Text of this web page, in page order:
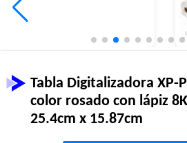
Tabla Digitalizadora XP-
color rosado con lápiz
25.4cm x 15.87cm